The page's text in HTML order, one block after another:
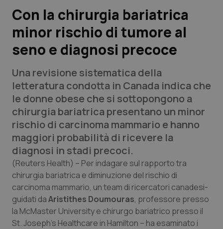
Lavoro e Professioni
Scienza e Farmaci
Studi e Analisi
Lettere al direttore
Edizioni Regionali
QS Pro
Professionisti Sanitari.AI
Abruzzo
Basilicata
QS Pro Gold
Artrite & artrosi
QS Club Newsletter
Con la chirurgia bariatrica
minor rischio di tumore al
seno e diagnosi precoce
Una revisione sistematica della
letteratura condotta in Canada indica che
le donne obese che si sottopongono a
chirurgia bariatrica presentano un minor
rischio di carcinoma mammario e hanno
maggiori probabilità di ricevere la
diagnosi in stadi precoci.
(Reuters Health) – Per indagare sul rapporto tra
chirurgia bariatrica e diminuzione del rischio di
carcinoma mammario, un team di ricercatori canadesi-
guidati daAristithes Doumouras, professore presso
la McMaster University e chirurgo bariatrico presso il
St. Joseph’s Healthcare in Hamilton – ha esaminato i